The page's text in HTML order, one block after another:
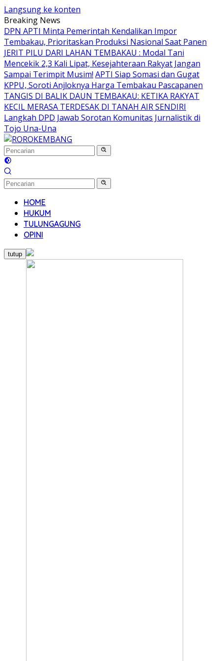
Langsung ke konten
Breaking News
DPN APTI Minta Pemerintah Kendalikan Impor
Tembakau, Prioritaskan Produksi Nasional Saat Panen
JERIT PILU DARI LAHAN TEMBAKAU ​: Modal Tani
Mencekik 2,3 Kali Lipat, Kesejahteraan Rakyat Jangan
Sampai Terimpit Musim! APTI Siap Somasi dan Gugat
KPPU, Soroti Anjloknya Harga Tembakau Pascapanen
TANGIS DI BALIK DAUN TEMBAKAU: KETIKA RAKYAT
KECIL MERASA TERDESAK DI TANAH AIR SENDIRI
Langkah DPD Jawab Sorotan Komunitas Jurnalistik di
Tojo Una-Una
HOME
HUKUM
TULUNGAGUNG
OPINI
tutup